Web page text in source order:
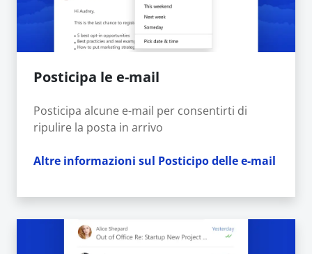
Posticipa le e-mail
Posticipa alcune e-mail per consentirti di
ripulire la posta in arrivo
Altre informazioni sul Posticipo delle e-mail